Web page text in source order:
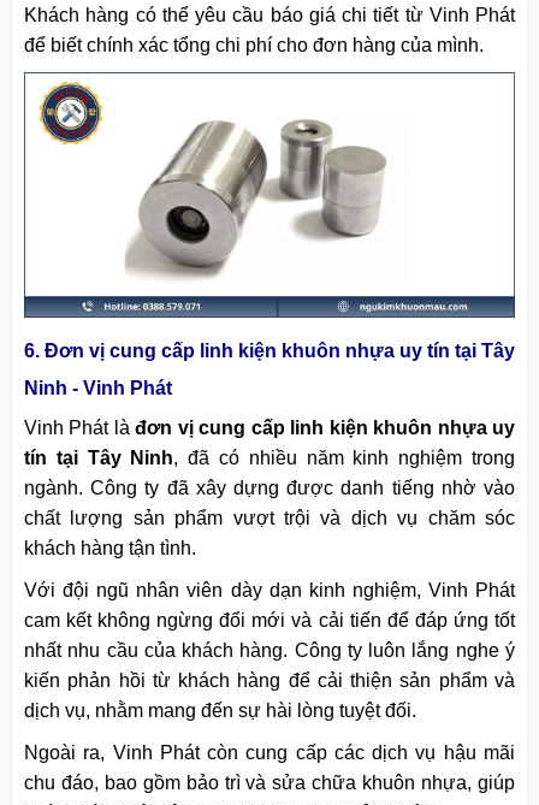
Khách hàng có thể yêu cầu báo giá chi tiết từ Vinh Phát
để biết chính xác tổng chi phí cho đơn hàng của mình.
6. Đơn vị cung cấp linh kiện khuôn nhựa uy tín tại Tây
Ninh - Vinh Phát
Vinh Phát làđơn vị cung cấp linh kiện khuôn nhựa uy
tín tại Tây Ninh, đã có nhiều năm kinh nghiệm trong
ngành. Công ty đã xây dựng được danh tiếng nhờ vào
chất lượng sản phẩm vượt trội và dịch vụ chăm sóc
khách hàng tận tình.
Với đội ngũ nhân viên dày dạn kinh nghiệm, Vinh Phát
cam kết không ngừng đổi mới và cải tiến để đáp ứng tốt
nhất nhu cầu của khách hàng. Công ty luôn lắng nghe ý
kiến phản hồi từ khách hàng để cải thiện sản phẩm và
dịch vụ, nhằm mang đến sự hài lòng tuyệt đối.
Ngoài ra, Vinh Phát còn cung cấp các dịch vụ hậu mãi
chu đáo, bao gồm bảo trì và sửa chữa khuôn nhựa, giúp